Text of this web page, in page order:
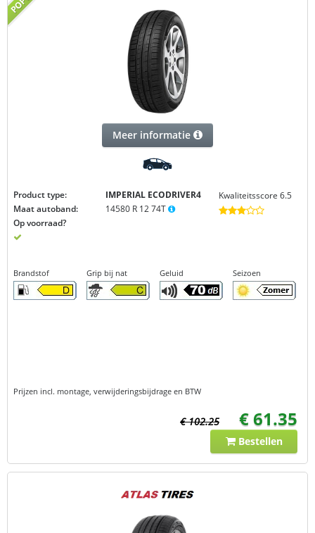
Meer informatie
Product type:
IMPERIAL ECODRIVER4
Maat autoband:
14580 R 12 74T
Op voorraad?
Kwaliteitsscore 6.5
Brandstof Grip bij nat Geluid Seizoen
Prijzen incl. montage, verwijderingsbijdrage en BTW
€ 102.25 € 61.35
Bestellen